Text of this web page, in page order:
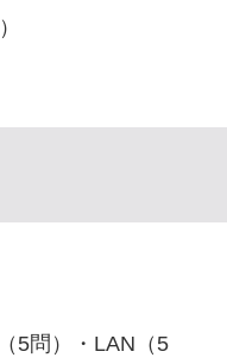
5問）・LAN（5